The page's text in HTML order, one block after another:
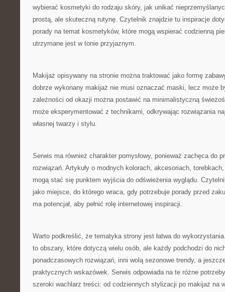
wybierać kosmetyki do rodzaju skóry, jak unikać
prostą, ale skuteczną rutynę. Czytelnik znajdzie tu inspiracje
porady na temat kosmetyków, które mogą wspierać codzienną
utrzymane jest w tonie przyjaznym.
Makijaż opisywany na stronie można traktować jako formę
dobrze wykonany makijaż nie musi oznaczać maski, lecz może
zależności od okazji można postawić na minimalistyczną
może eksperymentować z technikami, odkrywając rozwiązania
własnej twarzy i stylu.
Serwis ma również charakter pomysłowy, ponieważ zachęca do
rozwiązań. Artykuły o modnych kolorach, akcesoriach,
mogą stać się punktem wyjścia do odświeżenia wyglądu.
jako miejsce, do którego wraca, gdy potrzebuje porady przed
ma potencjał, aby pełnić rolę internetowej inspiracji.
Warto podkreślić, że tematyka strony jest łatwa do
to obszary, które dotyczą wielu osób, ale każdy podchodzi do
ponadczasowych rozwiązań, inni wolą sezonowe trendy, a
praktycznych wskazówek. Serwis odpowiada na te różne
szeroki wachlarz treści: od codziennych stylizacji po makijaż na